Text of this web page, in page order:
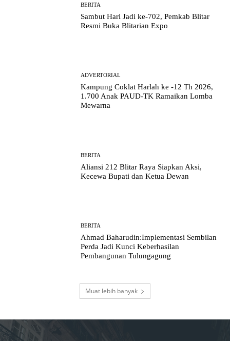
BERITA
Sambut Hari Jadi ke-702, Pemkab Blitar
Resmi Buka Blitarian Expo
ADVERTORIAL
Kampung Coklat Harlah ke -12 Th 2026,
1.700 Anak PAUD-TK Ramaikan Lomba
Mewarna
BERITA
Aliansi 212 Blitar Raya Siapkan Aksi,
Kecewa Bupati dan Ketua Dewan
BERITA
Ahmad Baharudin:Implementasi Sembilan
Perda Jadi Kunci Keberhasilan
Pembangunan Tulungagung
Muat lebih banyak